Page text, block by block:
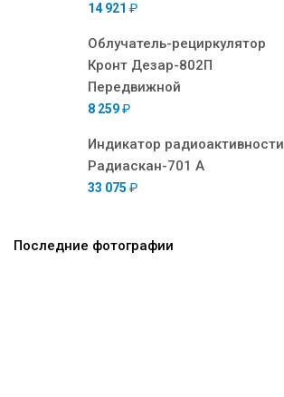
14 921 ₽
Облучатель-рециркулятор
Кронт Дезар-802П
Передвижной
8 259₽
Индикатор радиоактивности
Радиаскан-701 А
33 075 ₽
Последние фотографии